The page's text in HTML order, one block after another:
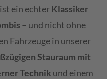
ein echterKlassiker
– und nicht ohne
Fahrzeuge in unserer
Stauraum mit
Technik und einem